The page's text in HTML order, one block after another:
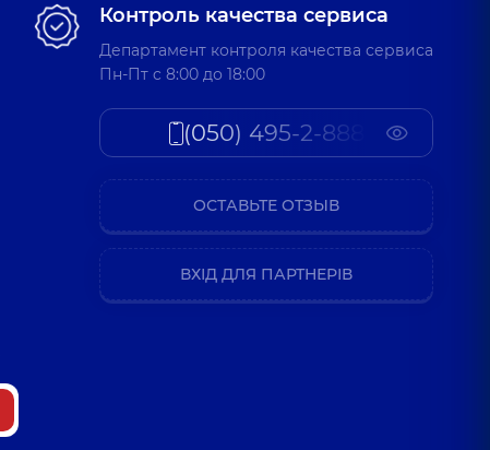
Контроль качества сервиса
Департамент контроля качества сервиса
Пн-Пт c 8:00 до 18:00
(050) 495-2-888
ОСТАВЬТЕ ОТЗЫВ
ВХІД ДЛЯ ПАРТНЕРІВ